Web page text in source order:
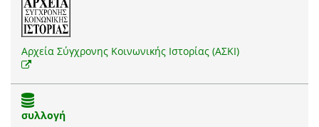
Αρχεία Σύγχρονης Κοινωνικής Ιστορίας (ΑΣΚΙ)
συλλογή